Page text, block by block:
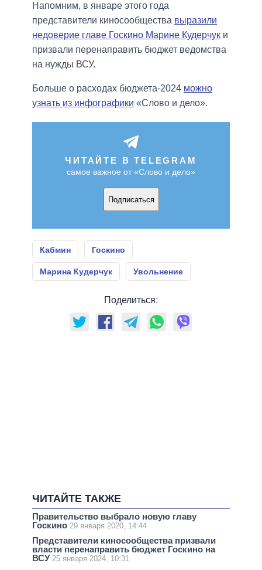
Напомним, в январе этого года
представители киносообщества выразили
недоверие главе Госкино Марине Кудерчук и
призвали перенаправить бюджет ведомства
на нужды ВСУ.
Больше о расходах бюджета-2024 можно
узнать из инфографики «Слово и дело».
ЧИТАЙТЕ В TELEGRAM
самое важное от «Слово и дело»
Подписаться
Кабмин Госкино
Марина Кудерчук Увольнение
Поделиться:
ЧИТАЙТЕ ТАКЖЕ
Правительство выбрало новую главу
Госкино 29 января 2020, 14:44
Представители киносообщества призвали
власти перенаправить бюджет Госкино на
ВСУ 25 января 2024, 10:31